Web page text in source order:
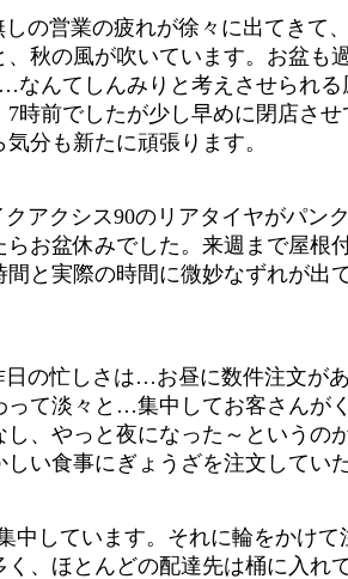
の営業の疲れが徐々に出てきて
秋の風が吹いています。お盆も
んてしんみりと考えさせられ
前でしたが少し早めに閉店さ
分も新たに頑張ります。
クシス90のリアタイヤがパン
お盆休みでした。来週まで屋根
と実際の時間に微妙なずれが
の忙しさは…お昼に数件注文が
て淡々と…集中してお客さんが
、やっと夜になった～というの
い食事にぎょうざを注文してい
しています。それに輪をかけ
、ほとんどの配達先は桶に入れ